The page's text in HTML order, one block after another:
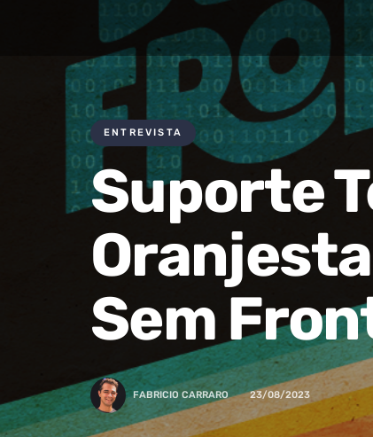
ENTREVISTA
Suporte
Sem
FABRICIO CARRARO 23/08/2023